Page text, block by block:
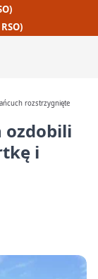
rozstrzygnięte
ozdobili
i